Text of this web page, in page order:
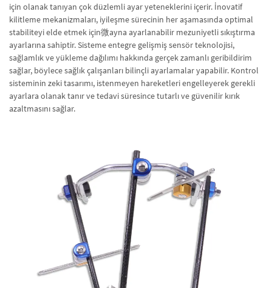
için olanak tanıyan çok düzlemli ayar yeteneklerini içerir. İnovatif
kilitleme mekanizmaları, iyileşme sürecinin her aşamasında optimal
stabiliteyi elde etmek için微ayna ayarlanabilir mezuniyetli sıkıştırma
ayarlarına sahiptir. Sisteme entegre gelişmiş sensör teknolojisi,
sağlamlık ve yükleme dağılımı hakkında gerçek zamanlı geribildirim
sağlar, böylece sağlık çalışanları bilinçli ayarlamalar yapabilir. Kontrol
sisteminin zeki tasarımı, istenmeyen hareketleri engelleyerek gerekli
ayarlara olanak tanır ve tedavi süresince tutarlı ve güvenilir kırık
azaltmasını sağlar.